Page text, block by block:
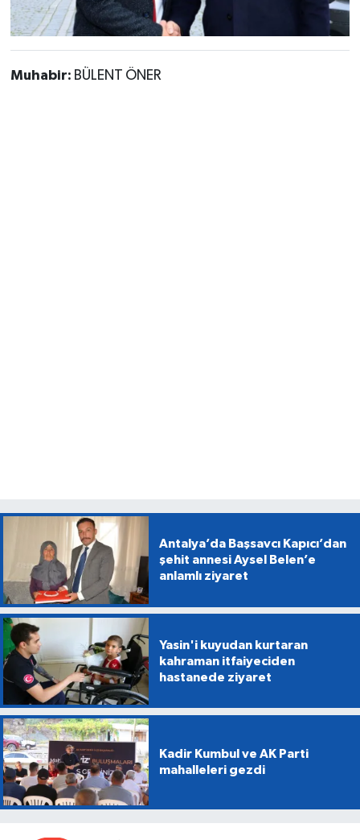
Muhabir: BÜLENT ÖNER
Antalya’da Başsavcı Kapıcı’dan
şehit annesi Aysel Belen’e
anlamlı ziyaret
Yasin'i kuyudan kurtaran
kahraman itfaiyeciden
hastanede ziyaret
Kadir Kumbul ve AK Parti
mahalleleri gezdi